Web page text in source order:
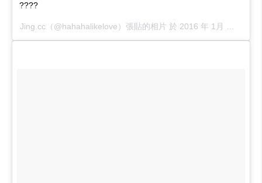
????
Jing.cc（@hahahalikelove）張貼的相片 於 2016 年 1月 月 17 3:58上午 PST